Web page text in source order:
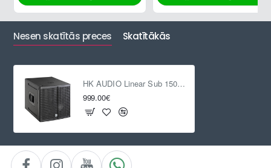
Nesen skatītās preces Skatītākās
HK AUDIO Linear Sub 1500 Sub A
999.00€